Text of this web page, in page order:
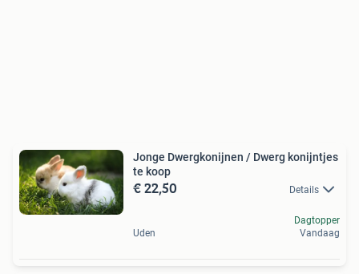
Jonge Dwergkonijnen / Dwerg konijntjes
te koop
€ 22,50 Details
Uden
Dagtopper
Vandaag